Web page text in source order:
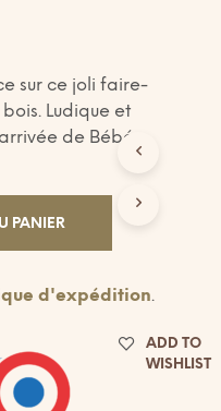
A
E
E
D
sur ce joli faire-
Ludique et
de Bébé.
PANIER
d'expédition.
ADD TO
WISHLIST